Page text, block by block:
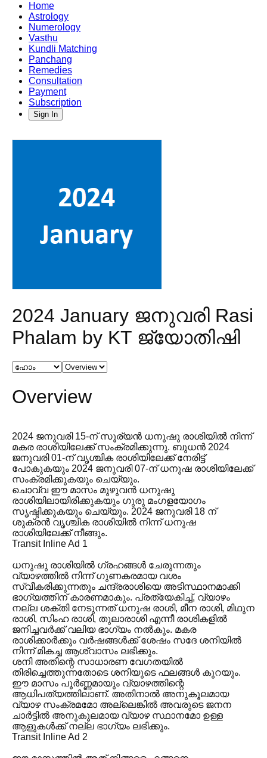
Home
Astrology
Numerology
Vasthu
Kundli Matching
Panchang
Remedies
Consultation
Payment
Subscription
Sign In
2024 January ജനുവരി Rasi
Phalam by KT ജ്യോതിഷി
Overview
2024 ജനുവരി 15-ന് സൂര്യൻ ധനുഷു രാശിയിൽ നിന്ന്
മകര രാശിയിലേക്ക് സംക്രമിക്കുന്നു. ബുധൻ 2024
ജനുവരി 01-ന് വൃശ്ചിക രാശിയിലേക്ക് നേരിട്ട്
പോകുകയും 2024 ജനുവരി 07-ന് ധനുഷ രാശിയിലേക്ക്
സംക്രമിക്കുകയും ചെയ്യും.
ചൊവ്വ ഈ മാസം മുഴുവൻ ധനുഷു
രാശിയിലായിരിക്കുകയും ഗുരു മംഗളയോഗം
സൃഷ്ടിക്കുകയും ചെയ്യും. 2024 ജനുവരി 18 ന്
ശുക്രൻ വൃശ്ചിക രാശിയിൽ നിന്ന് ധനുഷ
രാശിയിലേക്ക് നീങ്ങും.
Transit Inline Ad 1
ധനുഷു രാശിയിൽ ഗ്രഹങ്ങൾ ചേരുന്നതും
വ്യാഴത്തിൽ നിന്ന് ഗുണകരമായ വശം
സ്വീകരിക്കുന്നതും ചന്ദ്രരാശിയെ അടിസ്ഥാനമാക്കി
ഭാഗ്യത്തിന് കാരണമാകും. പ്രത്യേകിച്ച്, വ്യാഴം
നല്ല ശക്തി നേടുന്നത് ധനുഷ രാശി, മീന രാശി, മിഥുന
രാശി, സിംഹ രാശി, തുലാരാശി എന്നീ രാശികളിൽ
ജനിച്ചവർക്ക് വലിയ ഭാഗ്യം നൽകും. മകര
രാശിക്കാർക്കും വർഷങ്ങൾക്ക് ശേഷം സദേ ശനിയിൽ
നിന്ന് മികച്ച ആശ്വാസം ലഭിക്കും.
ശനി അതിന്റെ സാധാരണ വേഗതയിൽ
തിരിച്ചെത്തുന്നതോടെ ശനിയുടെ ഫലങ്ങൾ കുറയും.
ഈ മാസം പൂർണ്ണമായും വ്യാഴത്തിന്റെ
ആധിപത്യത്തിലാണ്. അതിനാൽ അനുകൂലമായ
വ്യാഴ സംക്രമമോ അല്ലെങ്കിൽ അവരുടെ ജനന
ചാർട്ടിൽ അനുകൂലമായ വ്യാഴ സ്ഥാനമോ ഉള്ള
ആളുകൾക്ക് നല്ല ഭാഗ്യം ലഭിക്കും.
Transit Inline Ad 2